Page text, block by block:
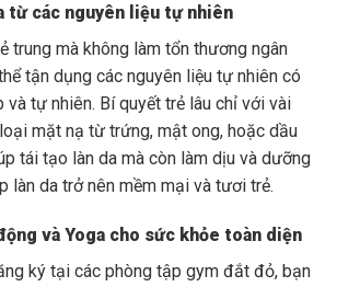
từ các nguyên liệu tự nhiên
trung mà không làm tổn thương ngân
tận dụng các nguyên liệu tự nhiên có
và tự nhiên. Bí quyết trẻ lâu chỉ với vài
mặt nạ từ trứng, mật ong, hoặc dầu
tái tạo làn da mà còn làm dịu và dưỡng
làn da trở nên mềm mại và tươi trẻ.
và Yoga cho sức khỏe toàn diện
ký tại các phòng tập gym đắt đỏ, bạn